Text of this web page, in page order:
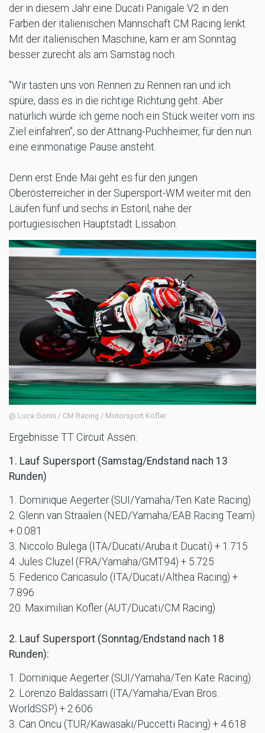
der in diesem Jahr eine Ducati Panigale V2 in den
Farben der italienischen Mannschaft CM Racing lenkt.
Mit der italienischen Maschine, kam er am Sonntag
besser zurecht als am Samstag noch.
"Wir tasten uns von Rennen zu Rennen ran und ich
spüre, dass es in die richtige Richtung geht. Aber
natürlich würde ich gerne noch ein Stück weiter vorn ins
Ziel einfahren", so der Attnang-Puchheimer, für den nun
eine einmonatige Pause ansteht.
Denn erst Ende Mai geht es für den jungen
Oberösterreicher in der Supersport-WM weiter mit den
Läufen fünf und sechs in Estoril, nahe der
portugiesischen Hauptstadt Lissabon.
@ Luca Gorini / CM Racing / Motorsport Kofler
Ergebnisse TT Circuit Assen:
1. Lauf Supersport (Samstag/Endstand nach 13
Runden)
1. Dominique Aegerter (SUI/Yamaha/Ten Kate Racing)
2. Glenn van Straalen (NED/Yamaha/EAB Racing Team)
+ 0.081
3. Niccolo Bulega (ITA/Ducati/Aruba.it Ducati) + 1.715
4. Jules Cluzel (FRA/Yamaha/GMT94) + 5.725
5. Federico Caricasulo (ITA/Ducati/Althea Racing) +
7.896
20. Maximilian Kofler (AUT/Ducati/CM Racing)
2. Lauf Supersport (Sonntag/Endstand nach 18
Runden):
1. Dominique Aegerter (SUI/Yamaha/Ten Kate Racing)
2. Lorenzo Baldassarri (ITA/Yamaha/Evan Bros.
WorldSSP) + 2.606
3. Can Oncu (TUR/Kawasaki/Puccetti Racing) + 4.618